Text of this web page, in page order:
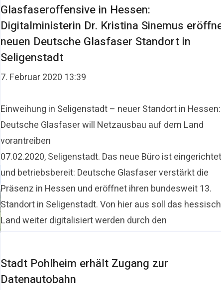
Glasfaseroffensive in Hessen:
Digitalministerin Dr. Kristina Sinemus
neuen Deutsche Glasfaser Standort in
Seligenstadt
7. Februar 2020 13:39
​Einweihung in Seligenstadt – neuer Standort in Hessen:
Deutsche Glasfaser will Netzausbau auf dem Land
vorantreiben
07.02.2020, Seligenstadt. Das neue Büro ist
und betriebsbereit: Deutsche Glasfaser verstärkt die
Präsenz in Hessen und eröffnet ihren bundesweit 13.
Standort in Seligenstadt. Von hier aus soll das
Land weiter digitalisiert werden durch den
privatwirtschaftl
Stadt Pohlheim erhält Zugang zur
Datenautobahn